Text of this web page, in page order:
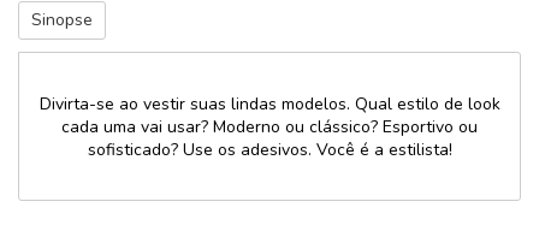
Sinopse
Divirta-se ao vestir suas lindas modelos. Qual estilo de look
cada uma vai usar? Moderno ou clássico? Esportivo ou
sofisticado? Use os adesivos. Você é a estilista!